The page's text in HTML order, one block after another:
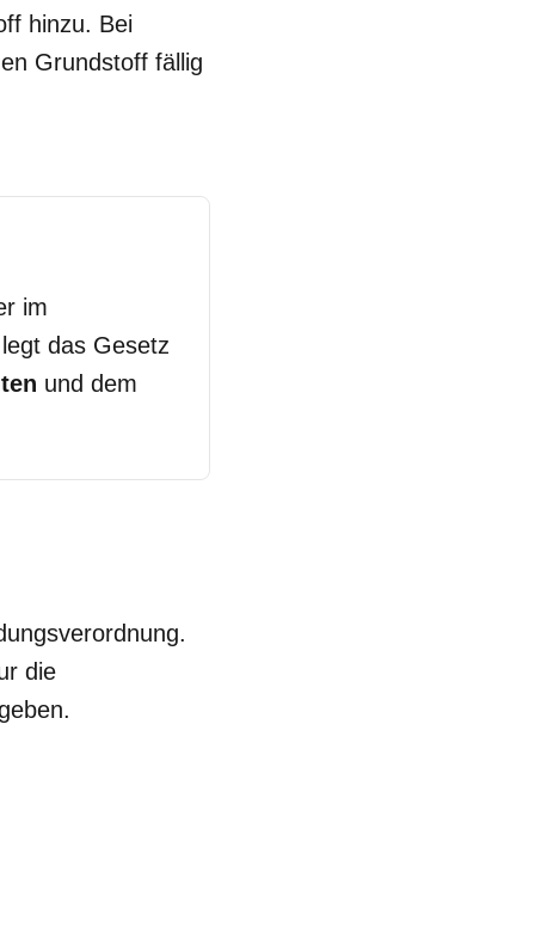
hinzu. Bei
Grundstoff fällig
im
das Gesetz
und dem
die